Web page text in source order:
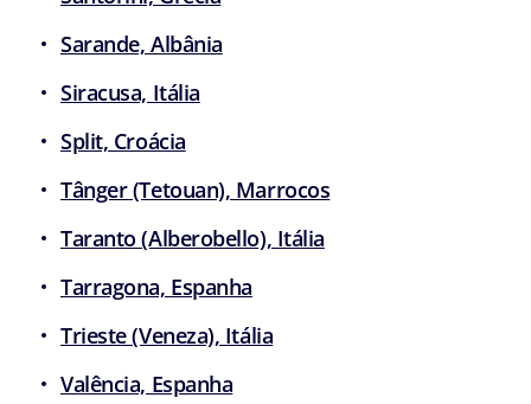
Sarande, Albânia
Siracusa, Itália
Split, Croácia
Tânger (Tetouan), Marrocos
Taranto (Alberobello), Itália
Tarragona, Espanha
Trieste (Veneza), Itália
Valência, Espanha